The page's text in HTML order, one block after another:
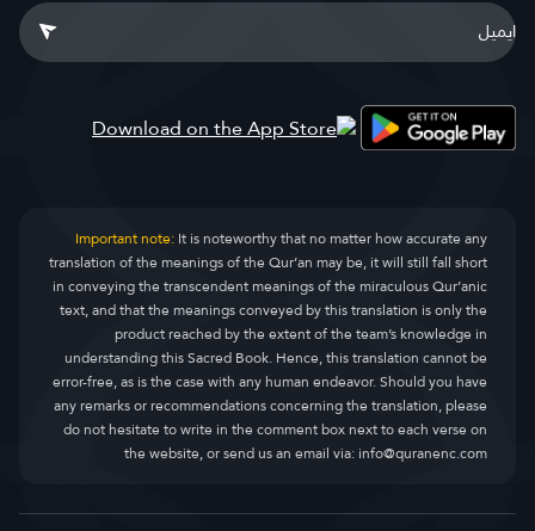
Important note:It is noteworthy that no matter how accurate any
translation of the meanings of the Qur’an may be, it will still fall short
in conveying the transcendent meanings of the miraculous Qur’anic
text, and that the meanings conveyed by this translation is only the
product reached by the extent of the team’s knowledge in
understanding this Sacred Book. Hence, this translation cannot be
error-free, as is the case with any human endeavor. Should you have
any remarks or recommendations concerning the translation, please
do not hesitate to write in the comment box next to each verse on
the website, or send us an email via:info@quranenc.com